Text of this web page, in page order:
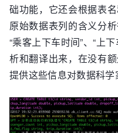
础功能，它还会根据表
原始数据表列的含义分
“乘客上下车时间”、“上
析和翻译出来，在没有
提供这些信息对数据科学